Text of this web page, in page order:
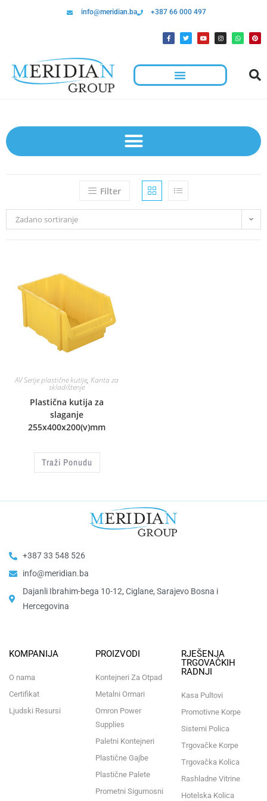
info@meridian.ba +387 66 000 497
Filter
Zadano sortiranje
AV Serije plastične kutije, Kanta za
skladištenje
Plastična kutija za
slaganje
255x400x200(v)mm
Traži Ponudu
+387 33 548 526
info@meridian.ba
Dajanli Ibrahim-bega 10-12, Ciglane, Sarajevo Bosna i
Hercegovina​
KOMPANIJA
O nama
Certifikat
Ljudski Resursi
PROIZVODI
Kontejneri Za Otpad
Metalni Ormari
Omron Power
Supplies
Paletni Kontejneri
Plastične Gajbe
Plastične Palete
Prometni Sigurnosni
RJEŠENJA
TRGOVAČKIH
RADNJI
Kasa Pultovi
Promotivne Korpe
Sistemi Polica
Trgovačke Korpe
Trgovačka Kolica
Rashladne Vitrine
Hotelska Kolica